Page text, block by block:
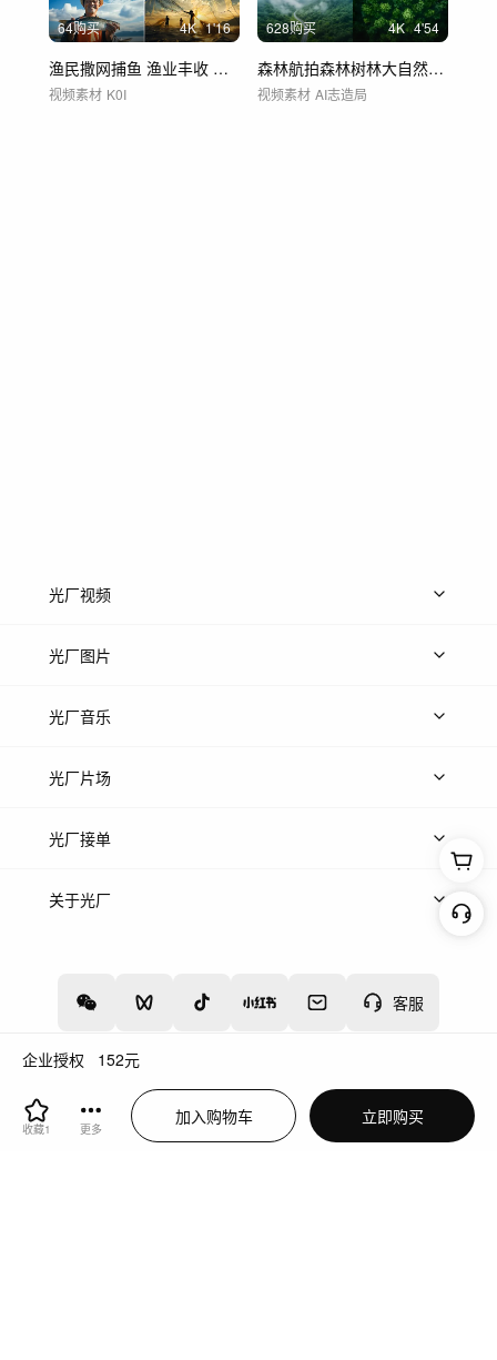
企业授权 152元
收藏1 更多
加入购物车 立即购买
64购买 4K 1'16
渔民撒网捕鱼 渔业丰收 农业水产
视频素材 K0I
628购买 4K 4'54
森林航拍森林树林大自然山脉绿洲环保氧吧
视频素材 AI志造局
客服
光厂视频
上传视频
光厂图片
上传图片
光厂音乐
热门音乐
光厂片场
上传案例
光厂接单
上架服务
关于光厂
增值电信业务经营许可证：川B2-20160192
蜀ICP备12020238号-4
川公网安备51019002000262
违法和不良信息举报中心